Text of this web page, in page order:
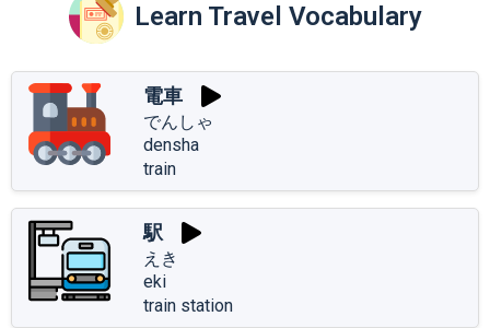
Learn Travel Vocabulary
電車
でんしゃ
densha
train
駅
えき
eki
train station